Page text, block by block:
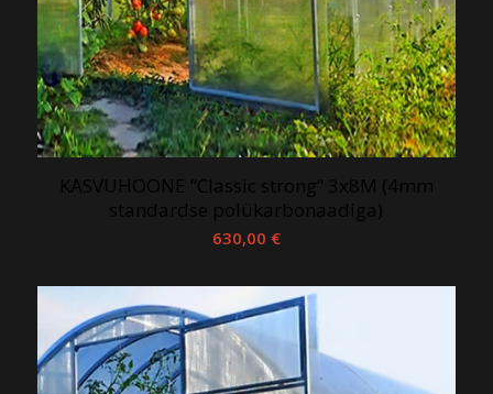
KASVUHOONE “Classic strong” 3x8M (4mm
standardse polükarbonaadiga)
630,00 €